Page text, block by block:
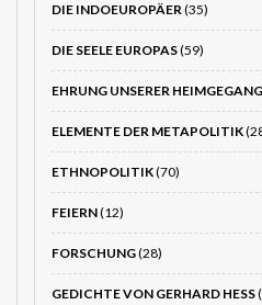
DIE INDOEUROPÄER(35)
DIE SEELE EUROPAS(59)
EHRUNG UNSERER
ELEMENTE DER METAPOLITIK
ETHNOPOLITIK(70)
FEIERN(12)
FORSCHUNG(28)
GEDICHTE VON GERHARD HESS